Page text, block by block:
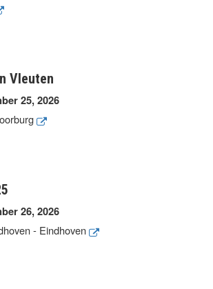
Vleuten
25, 2026
26, 2026
- Eindhoven